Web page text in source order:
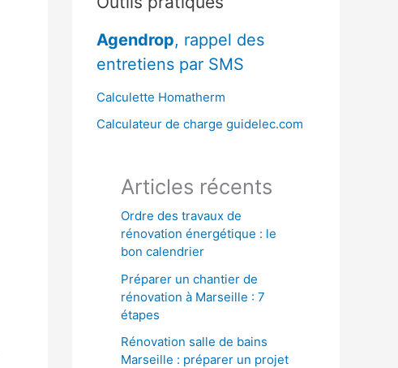
c
h
e
r
Agendrop, rappel des
entretiens par SMS
Calculette Homatherm
Calculateur de charge guidelec.com
Articles récents
Ordre des travaux de
rénovation énergétique : le
bon calendrier
Préparer un chantier de
rénovation à Marseille : 7
étapes
Rénovation salle de bains
Marseille : préparer un projet